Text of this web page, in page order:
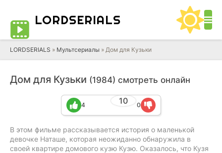
LORDSERIALS
LORDSERIALS » Мультсериалы » Дом для Кузьки
Дом для Кузьки (1984) смотреть онлайн
10
4 0
В этом фильме рассказывается история о маленькой
девочке Наташе, которая неожиданно обнаружила в
своей квартире домового кузю Кузю. Оказалось, что Кузя